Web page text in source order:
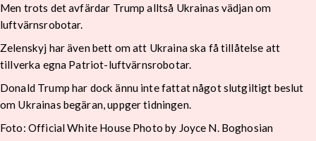
Men trots det avfärdar Trump alltså Ukrainas vädjan om
luftvärnsrobotar.
Zelenskyj har även bett om att Ukraina ska få tillåtelse att
tillverka egna Patriot-luftvärnsrobotar.
Donald Trump har dock ännu inte fattat något slutgiltigt beslut
om Ukrainas begäran, uppger tidningen.
Foto: Official White House Photo by Joyce N. Boghosian